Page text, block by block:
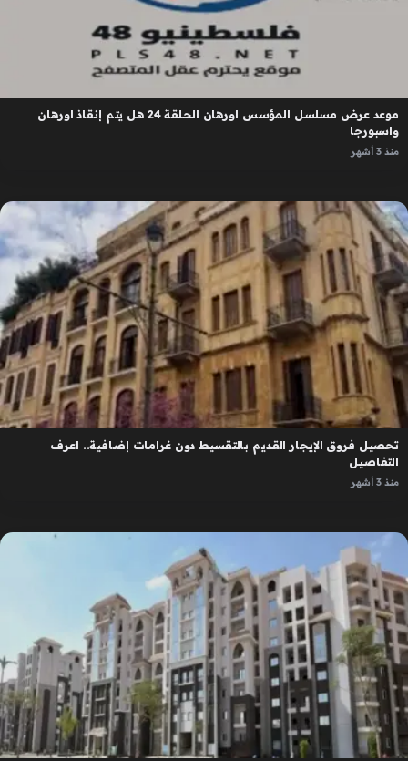
موعد عرض مسلسل المؤسس اورهان الحلقة 24 هل يتم إنقاذ اورهان
واسبورجا
منذ 3 أشهر
تحصيل فروق الإيجار القديم بالتقسيط دون غرامات إضافية.. اعرف
التفاصيل
منذ 3 أشهر